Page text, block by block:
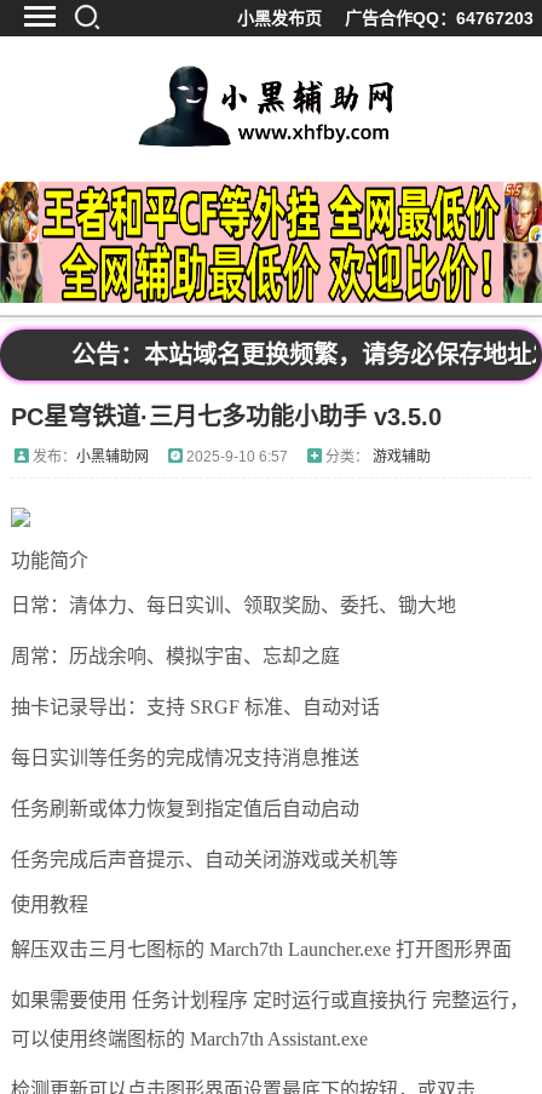
小黑发布页 广告合作QQ：64767203
精品软件
源码分享
资源宝库
影视解析
站内公告
公告：本站域名更换频繁，请务必保存地
PC星穹铁道·三月七多功能小助手 v3.5.0
发布： 小黑辅助网 2025-9-10 6:57 分类： 游戏辅助
功能简介
日常：清体力、每日实训、领取奖励、委托、锄大地
周常：历战余响、模拟宇宙、忘却之庭
抽卡记录导出：支持 SRGF 标准、自动对话
每日实训等任务的完成情况支持消息推送
任务刷新或体力恢复到指定值后自动启动
任务完成后声音提示、自动关闭游戏或关机等
使用教程
解压双击三月七图标的 March7th Launcher.exe 打开图形界面
如果需要使用 任务计划程序 定时运行或直接执行 完整运行，
可以使用终端图标的 March7th Assistant.exe
检测更新可以点击图形界面设置最底下的按钮，或双击